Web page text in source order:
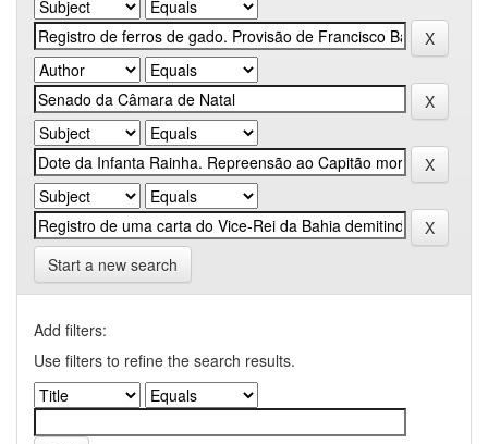
Start a new search
Add filters:
Use filters to refine the search results.